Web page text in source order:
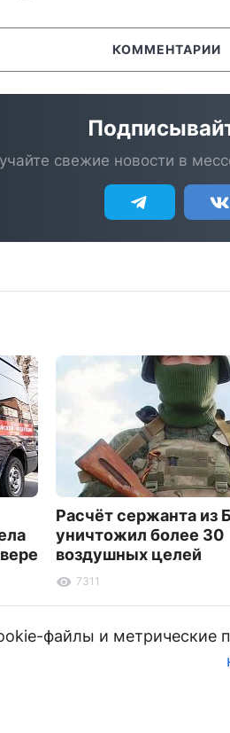
КОММЕНТАРИИ
свежие новости в
Расчёт сержанта из
уничтожил более 30
воздушных целей
7311
файлы и